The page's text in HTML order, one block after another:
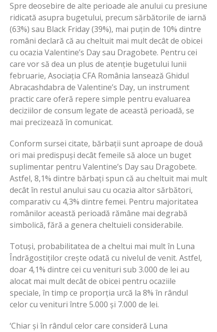
Spre deosebire de alte perioade ale anului cu presiune
ridicată asupra bugetului, precum sărbătorile de iarnă
(63%) sau Black Friday (39%), mai puțin de 10% dintre
români declară că au cheltuit mai mult decât de obicei
cu ocazia Valentine’s Day sau Dragobete. Pentru cei
care vor să dea un plus de atenție bugetului lunii
februarie, Asociația CFA România lansează Ghidul
Abracashdabra de Valentine’s Day, un instrument
practic care oferă repere simple pentru evaluarea
deciziilor de consum legate de această perioadă, se
mai precizează în comunicat.
Conform sursei citate, bărbații sunt aproape de două
ori mai predispuși decât femeile să aloce un buget
suplimentar pentru Valentine’s Day sau Dragobete.
Astfel, 8,1% dintre bărbați spun că au cheltuit mai mult
decât în restul anului sau cu ocazia altor sărbători,
comparativ cu 4,3% dintre femei. Pentru majoritatea
românilor această perioadă rămâne mai degrabă
simbolică, fără a genera cheltuieli considerabile.
Totuși, probabilitatea de a cheltui mai mult în Luna
Îndrăgostiților crește odată cu nivelul de venit. Astfel,
doar 4,1% dintre cei cu venituri sub 3.000 de lei au
alocat mai mult decât de obicei pentru ocaziile
speciale, în timp ce proporția urcă la 8% în rândul
celor cu venituri între 5.000 și 7.000 de lei.
‘Chiar și în rândul celor care consideră Luna